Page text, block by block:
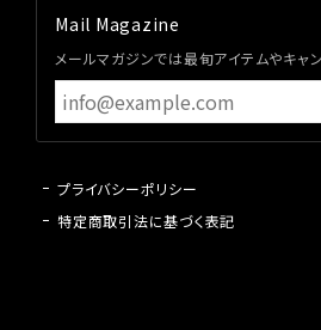
Mail Magazine
メールマガジンでは最旬アイテムやキャ
プライバシーポリシー
特定商取引法に基づく表記